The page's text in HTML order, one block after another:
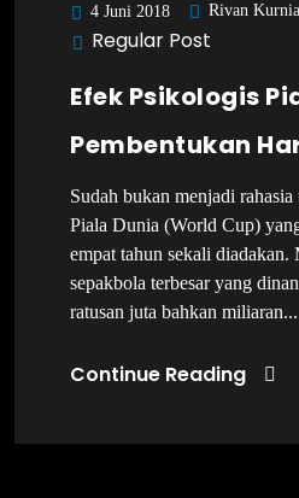
4 Juni 2018 Rivan
Regular Post
Efek Psikologis
Pembentukan
Sudah bukan menjadi
Piala Dunia (World Cup)
empat tahun sekali diadakan.
sepakbola terbesar yang
ratusan juta bahkan miliaran...
Continue Reading